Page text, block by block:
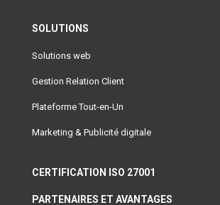
SOLUTIONS
Solutions web
Gestion Relation Client
Plateforme Tout-en-Un
Marketing & Publicité digitale
CERTIFICATION ISO 27001
PARTENAIRES ET AVANTAGES